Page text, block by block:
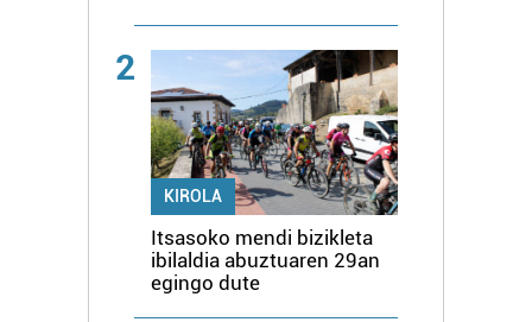
2
KIROLA
Itsasoko mendi bizikleta
ibilaldia abuztuaren 29an
egingo dute